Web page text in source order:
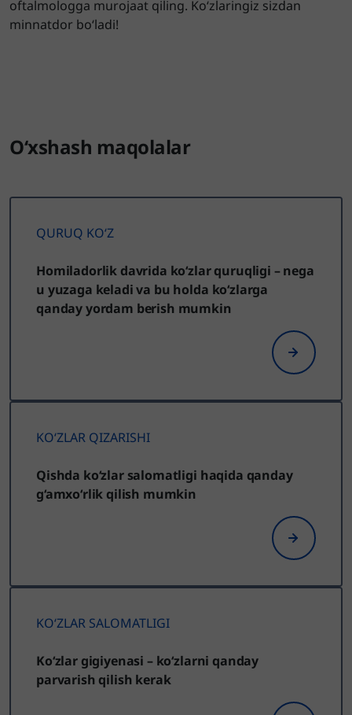
oftalmologga murojaat qiling. Ko‘zlaringiz sizdan
minnatdor bo‘ladi!
O‘xshash maqolalar
QURUQ KO‘Z
Homiladorlik davrida ko‘zlar quruqligi – nega
u yuzaga keladi va bu holda ko‘zlarga
qanday yordam berish mumkin
KO‘ZLAR QIZARISHI
Qishda ko‘zlar salomatligi haqida qanday
g‘amxo‘rlik qilish mumkin
KO‘ZLAR SALOMATLIGI
Ko‘zlar gigiуenasi – ko‘zlarni qanday
parvarish qilish kerak